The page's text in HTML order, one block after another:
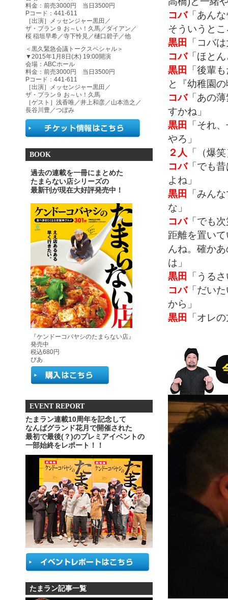
料金：前売3000円 当日3500円
Pコード：441-611
［出演］メッセンジャー黒田／
ザ・プラン９ お～い！久馬／ダイアン／
桜 稲垣早希／寺下怜見／樋口碧子／他
＜黒久緊急会議トークスペシャル＞
▼2015年1月8日(木) 19:00開演
会場：ABCホール
料金：前売3000円 当日3500円
Pコード：441-611
［出演］メッセンジャー黒田／
ザ・プラン９ お～い！久馬
［ゲスト］浅香唯／井上和彦／山本浩之／
長谷川豊／つぼみ
BOOK
過去の連載を一冊にまとめた
たまらない店シリーズの
最新刊が現在大好評発売中！
『ケンドーコバヤシのたまらない店』
発売中
税込680円
ぴあ
EVENT REPORT
たまラン連載10周年を記念して
なんばグランド花月で開催された
最初で最後(？)のプレミアイベントの
一部始終をレポート！！
たまラン記事一覧
コバ「あん
そういうと
黒田 「コバ
コバ「ほと
黒田 「後輩
と『幼稚園
コバ「あの
すかね」
黒田 「それ
やろ」
２人 「（爆
コバ「でも
よね」
黒田 「みん
な」
コバ「でも
距離を置い
んね。確か
は」
黒田 「うる
コバ「だい
から」
黒田 「オレ